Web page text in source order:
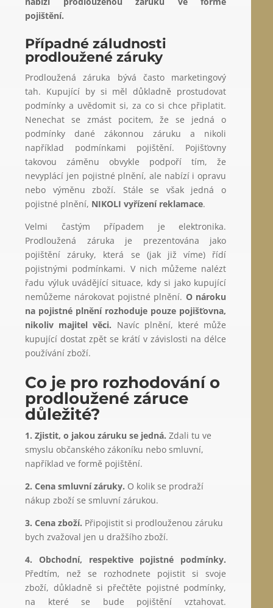
pojištění.
Případné záludnosti
prodloužené záruky
Prodloužená záruka bývá často marketingový
tah. Kupující by si měl důkladně prostudovat
podmínky a uvědomit si, za co si chce připlatit.
Nenechat se zmást pocitem, že se jedná o
podmínky dané zákonnou záruku a nikoli
například podmínkami pojištění. Pojišťovny
takovou záměnu obvykle podpoří tím, že
nevyplácí jen pojistné plnění, ale nabízí i opravu
nebo výměnu zboží. Stále se však jedná o
pojistné plnění, NIKOLI vyřízení reklamace.
Velmi častým případem je elektronika.
Prodloužená záruka je prezentována jako
pojištění záruky, která se (jak již víme) řídí
pojistnými podmínkami. V nich můžeme nalézt
řadu výluk uvádějící situace, kdy si jako kupující
nemůžeme nárokovat pojistné plnění. O nároku
na pojistné plnění rozhoduje pouze pojišťovna,
nikoliv majitel věci. Navíc plnění, které může
kupující dostat zpět se krátí v závislosti na délce
používání zboží.
Co je pro rozhodování o
prodloužené záruce
důležité?
1. Zjistit, o jakou záruku se jedná.Zdali tu ve
smyslu občanského zákoníku nebo smluvní,
například ve formě pojištění.
2. Cena smluvní záruky. O kolik se prodraží
nákup zboží se smluvní zárukou.
3. Cena zboží. Připojistit si prodlouženou záruku
bych zvažoval jen u dražšího zboží.
4. Obchodní, respektive pojistné podmínky.
Předtím, než se rozhodnete pojistit si svoje
zboží, důkladně si přečtěte pojistné podmínky,
na které se bude pojištění vztahovat.